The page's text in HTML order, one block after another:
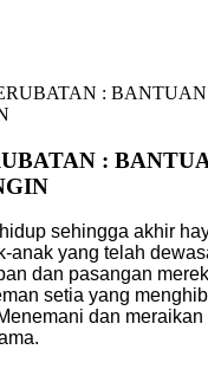
:
:
sehingga akhir
anak yang telah
dan pasangan
setia yang
dan